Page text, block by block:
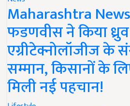
Maharashtra
फडणवीस ने किया ध्रुव
एग्रीटेक्नोलॉजीज के
सम्मान, किसानों के
मिली नई पहचान!